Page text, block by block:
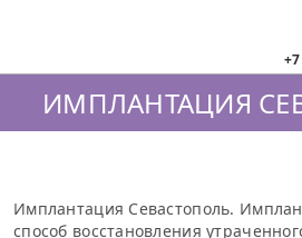
ИМПЛАНТАЦИЯ
Имплантация Севастополь.
способ восстановления